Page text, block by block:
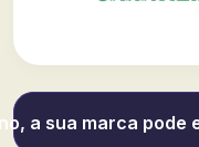
a sua marca